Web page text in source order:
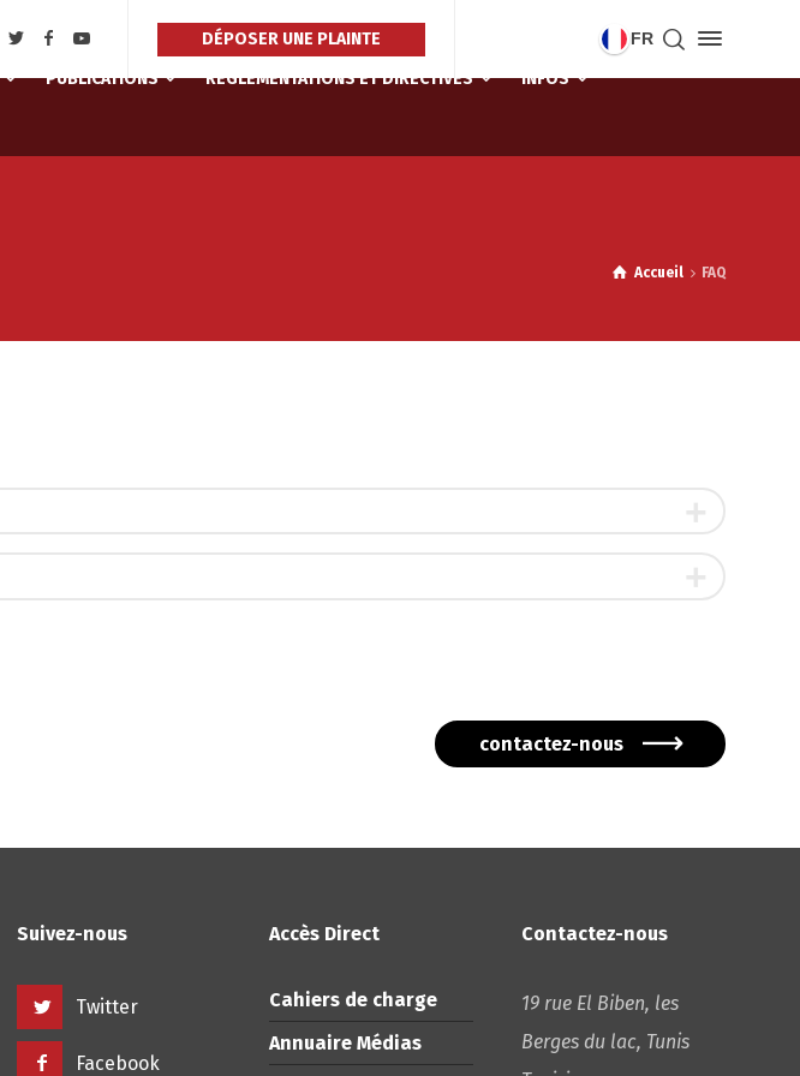
DÉPOSER UNE PLAINTE FR
PUBLICATIONS RÈGLEMENTATIONS ET DIRECTIVES INFOS
Accueil FAQ
contactez-nous
Suivez-nous
Twitter
Facebook
Accès Direct
Cahiers de charge
Annuaire Médias
Contactez-nous
19 rue El Biben, les
Berges du lac, Tunis